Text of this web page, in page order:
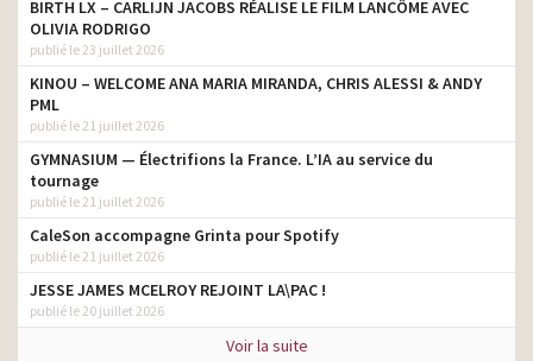
BIRTH LX – CARLIJN JACOBS RÉALISE LE FILM LANCÔME AVEC
OLIVIA RODRIGO
publié le 23 juillet 2026
KINOU – WELCOME ANA MARIA MIRANDA, CHRIS ALESSI & ANDY
PML
publié le 21 juillet 2026
GYMNASIUM — Électrifions la France. L’IA au service du
tournage
publié le 21 juillet 2026
CaleSon accompagne Grinta pour Spotify
publié le 21 juillet 2026
JESSE JAMES MCELROY REJOINT LA\PAC !
publié le 20 juillet 2026
Voir la suite